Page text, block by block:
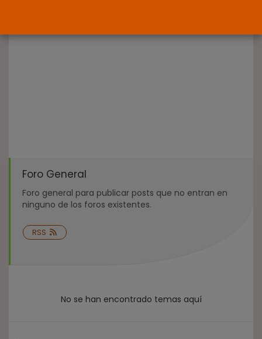
PORRAMÓN J. 05/08/2026
Foro General
Foro general para publicar posts que no entran en
ninguno de los foros existentes.
RSS
No se han encontrado temas aquí